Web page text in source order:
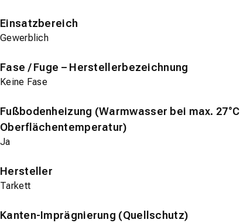
Einsatzbereich
Gewerblich
Fase / Fuge – Herstellerbezeichnung
Keine Fase
Fußbodenheizung (Warmwasser bei max. 27°C
Oberflächentemperatur)
Ja
Hersteller
Tarkett
Kanten-Imprägnierung (Quellschutz)